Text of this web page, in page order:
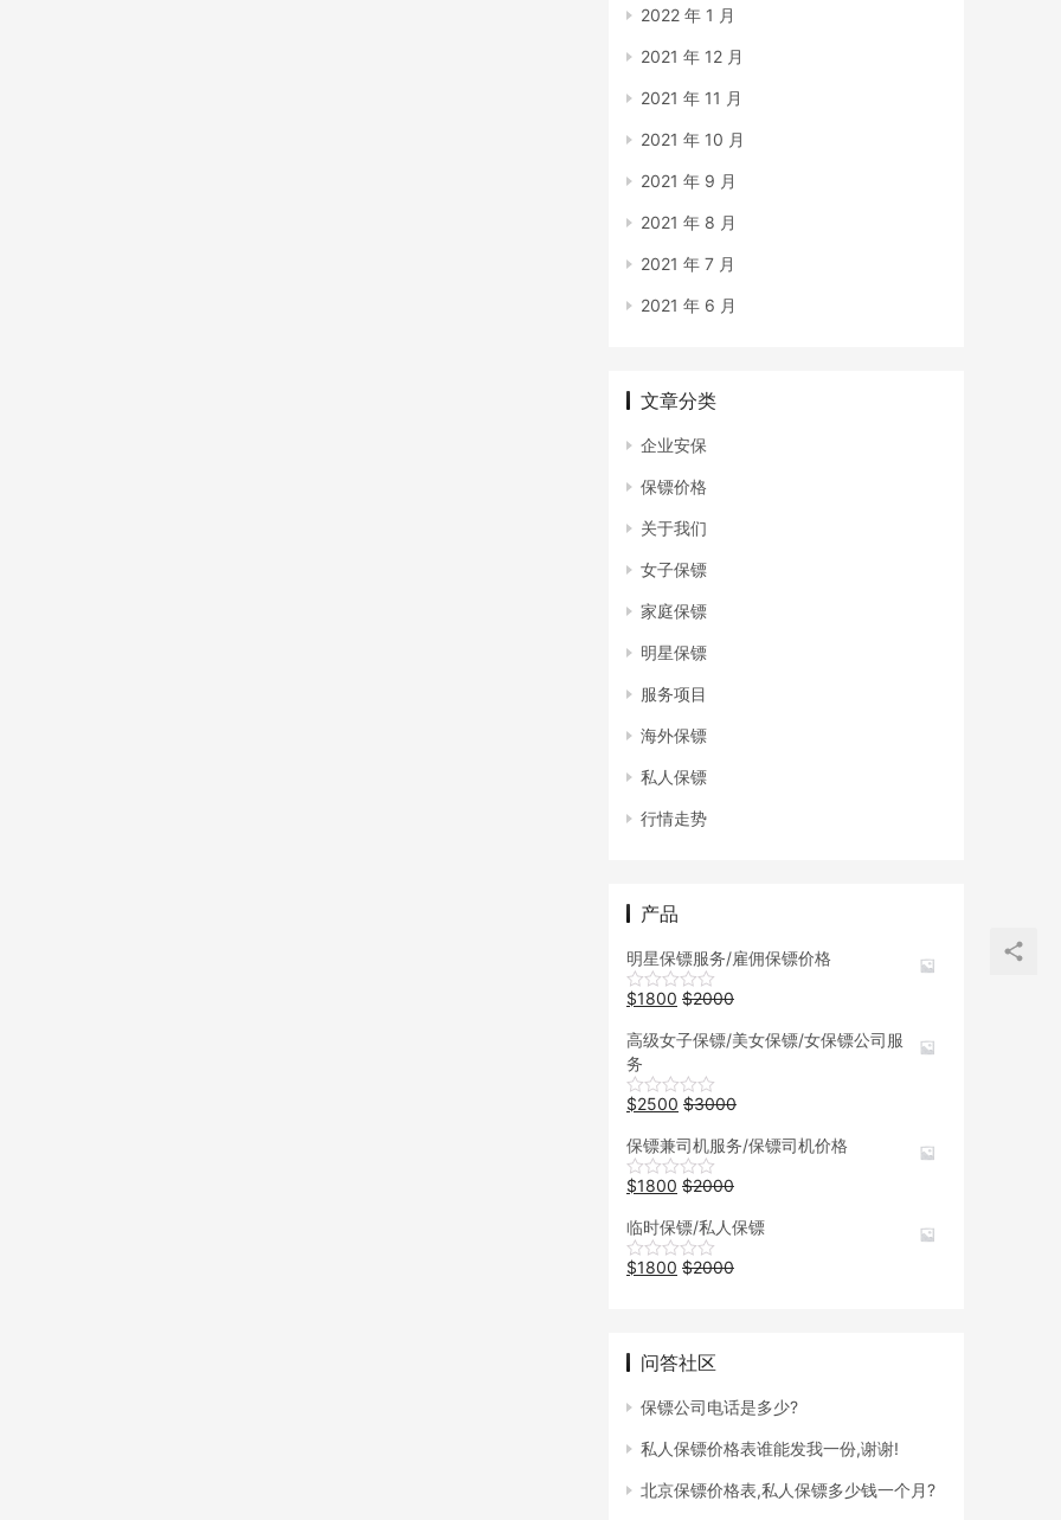
2022 年 1 月
2021 年 12 月
2021 年 11 月
2021 年 10 月
2021 年 9 月
2021 年 8 月
2021 年 7 月
2021 年 6 月
文章分类
企业安保
保镖价格
关于我们
女子保镖
家庭保镖
明星保镖
服务项目
海外保镖
私人保镖
行情走势
产品
明星保镖服务/雇佣保镖价格
$1800 $2000
高级女子保镖/美女保镖/女保镖公司服
务
$2500 $3000
保镖兼司机服务/保镖司机价格
$1800 $2000
临时保镖/私人保镖
$1800 $2000
问答社区
保镖公司电话是多少?
私人保镖价格表谁能发我一份,谢谢!
北京保镖价格表,私人保镖多少钱一个月?